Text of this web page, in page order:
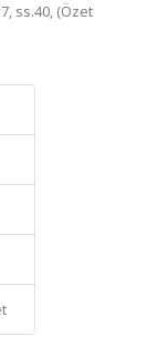
ss.40, (Özet